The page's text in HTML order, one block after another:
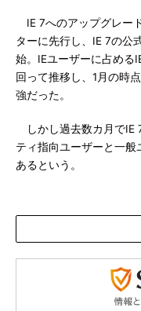
IE 7へのアップグレー
ターに先行し、IE 7の公
始。IEユーザーに占める
回って推移し、1月の時
強だった。
しかし過去数カ月でIE
ティ指向ユーザーと一般
あるという。